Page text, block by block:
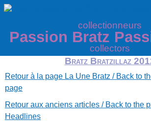
collectionneurs
Passion Bratz
collectors
Bratz Bratzillaz
Retour à la page La Une Bratz / Back to
page
Retour aux anciens articles / Back to the
Headlines